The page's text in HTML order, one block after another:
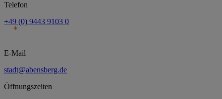
Telefon
+49 (0) 9443 9103 0
E-Mail
stadt@abensberg.de
Öffnungszeiten